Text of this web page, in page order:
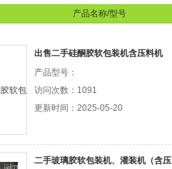
产品名称/型号
出售二手硅酮胶软包装机含压料机
产品型号：
访问次数：1091
更新时间：2025-05-20
二手玻璃胶软包装机、灌装机（含压